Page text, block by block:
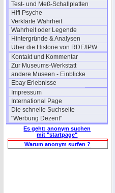
Test- und Meß-Schallplatten
Hifi Psyche
Verklärte Wahrheit
Wahrheit oder Legende
Hintergründe & Analysen
Über die Historie von RDE/IPW
Kontakt und Kommentar
Zur Museums-Werkstatt
andere Museen - Einblicke
Ebay Erlebnisse
Impressum
International Page
Die schnelle Suchseite
"Werbung Dezent"
Es geht: anonym suchen
mit "startpage"
Warum anonym surfen ?